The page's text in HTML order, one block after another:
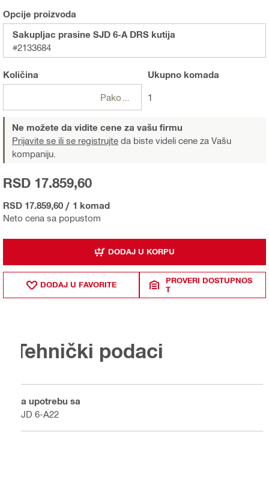
Opcije proizvoda
Sakupljac prasine SJD 6-A DRS kutija
#2133684
Količina Ukupnokomada
1
Ne možete da vidite cene za vašu firmu
Prijavite se ili se registrujte da biste videli cene za Vašu
kompaniju.
Neto cena sa popustom
RSD 17.859,60
RSD 17.859,60 / 1 komad
DODAJ U KORPU
DODAJ U FAVORITE
PROVERI DOSTUPNOS
T
Tehnički podaci
Za upotrebu sa
SJD 6-A22